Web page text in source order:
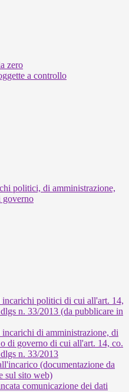
zero
a controllo
politici, di amministrazione,
governo
politici di cui all'art. 14,
n. 33/2013 (da pubblicare in
di amministrazione, di
di governo di cui all'art. 14, co.
n. 33/2013
(documentazione da
sul sito web)
comunicazione dei dati